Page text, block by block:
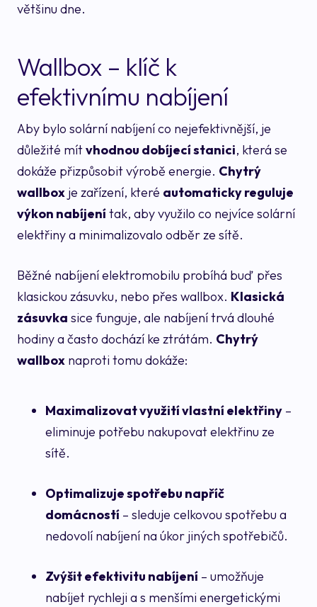
většinu dne.
Wallbox – klíč k
efektivnímu nabíjení
Aby bylo solární nabíjení co nejefektivnější, je
důležité mítvhodnou dobíjecí stanici, která se
dokáže přizpůsobit výrobě energie. Chytrý
wallbox je zařízení, které automaticky reguluje
výkon nabíjenítak, aby využilo co nejvíce solární
elektřiny a minimalizovalo odběr ze sítě.
Běžné nabíjení elektromobilu probíhá buď přes
klasickou zásuvku, nebo přes wallbox. Klasická
zásuvka sice funguje, ale nabíjení trvá dlouhé
hodiny a často dochází ke ztrátám. Chytrý
wallbox naproti tomu dokáže:
Maximalizovat využití vlastní elektřiny –
eliminuje potřebu nakupovat elektřinu ze
sítě.
Optimalizuje spotřebu napříč
domácností – sleduje celkovou spotřebu a
nedovolí nabíjení na úkor jiných spotřebičů.
Zvýšit efektivitu nabíjení – umožňuje
nabíjet rychleji a s menšími energetickými